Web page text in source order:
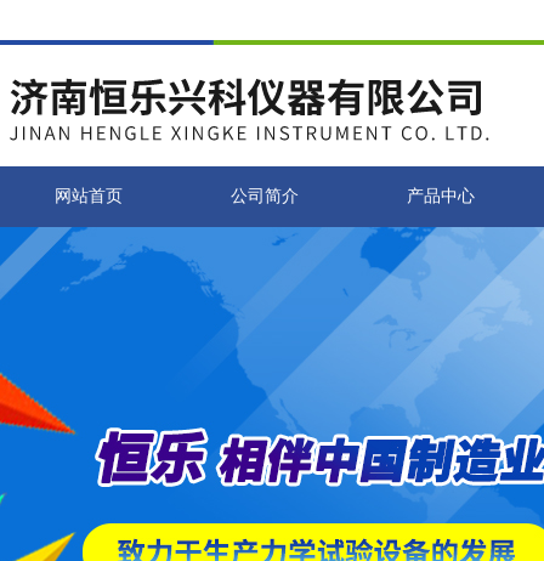
网站首页 公司简介 产品中心